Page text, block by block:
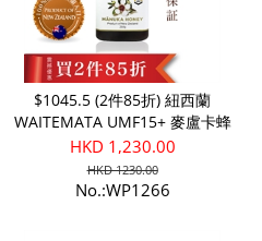
$1045.5 (2件85折) 紐西蘭
WAITEMATA UMF15+ 麥盧卡蜂
蜜 (250g)
HKD 1,230.00
HKD 1230.00
No.:WP1266